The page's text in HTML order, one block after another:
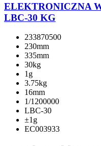
ELEKTRONICZNA
LBC-30 KG
233870500
230mm
335mm
30kg
1g
3.75kg
16mm
1/1200000
LBC-30
±1g
EC003933